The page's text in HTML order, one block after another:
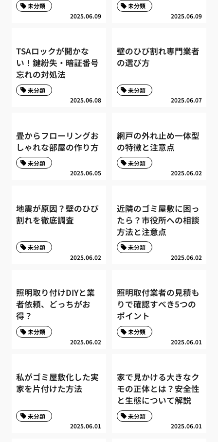
2025.06.09
未分類
2025.06.09
未分類
TSAロックが開かな
い！鍵紛失・暗証番号
忘れの対処法
2025.06.08
未分類
壁のひび割れ専門業者
の選び方
2025.06.07
未分類
畳からフローリングお
しゃれな部屋の作り方
2025.06.05
未分類
網戸の外れ止め一体型
の特徴と注意点
2025.06.02
未分類
地震が原因？壁のひび
割れを徹底調査
2025.06.02
未分類
近隣のゴミ屋敷に困っ
たら？市役所への相談
方法と注意点
2025.06.02
未分類
照明取り付けDIYと業
者依頼、どっちがお
得？
2025.06.02
未分類
照明取付業者の見積も
りで確認すべき5つの
ポイント
2025.06.01
未分類
私がゴミ屋敷化した実
家を片付けた方法
2025.06.01
未分類
家で見かける大きなク
モの正体とは？安全性
と生態について解説
2025.06.01
未分類